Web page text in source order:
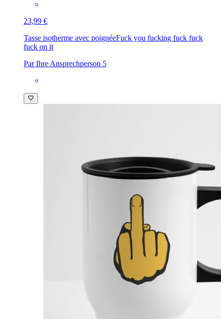
23,99 €
Tasse isotherme avec poignéeFuck you fucking fuck fuck
fuck on it
Par Ihre Ansprechperson 5